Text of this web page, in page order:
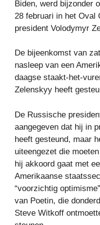
Biden, werd bijzonder
28 februari in het Oval
president Volodymyr
De bijeenkomst van
nasleep van een
daagse staakt-het-
Zelenskyy heeft
De Russische
aangegeven dat hij in
heeft gesteund, maar
uiteengezet die
hij akkoord gaat met
Amerikaanse
“voorzichtig
van Poetin, die
Steve Witkoff